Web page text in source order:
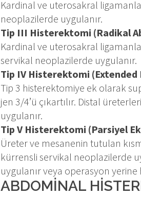
Kar­di­nal ve ute­ro­sak­ral
ne­op­la­zi­ler­de uy­gu­la­nır.
Tip II­I His­te­rek­to­mi (Ra­di­kal
Kar­di­nal ve ute­ro­sak­ral
ser­vi­kal ne­op­la­zi­ler­de uy­gu­la­nır.
Tip IV His­te­rek­to­mi
Tip 3 his­te­rek­to­mi­ye ek ola­rak
jen 3/4’ü çı­kar­tı­lır. Dis­tal
uy­gu­la­nır.
Tip V His­te­rek­to­mi (Par­si­yel
Üre­ter ve me­sa­ne­nin tu­tu­lan
kür­rens­li ser­vi­kal ne­op­la­zi­ler­de
uy­gu­la­nır ve­ya ope­ras­yon
ABDOMİNAL